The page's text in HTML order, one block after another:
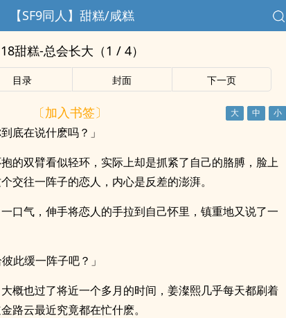
【SF9同人】甜糕/咸糕
18甜糕-总会长大（1 / 4）
目录 封面 下一页
〔加入书签〕
底在说什麽吗？」
的双臂看似轻环，实际上却是抓紧了自己的胳膊，脸上
交往一阵子的恋人，内心是反差的澎湃。
口气，伸手将恋人的手拉到自己怀里，镇重地又说了一
此缓一阵子吧？」
概也过了将近一个多月的时间，姜澯熙几乎每天都刷着
路云最近究竟都在忙什麽。